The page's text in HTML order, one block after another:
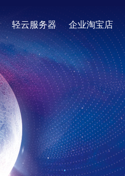
轻云服务器 企业淘宝店